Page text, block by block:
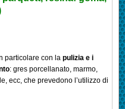
particolare con la pulizia e i
: gres porcellanato, marmo,
ecc, che prevedono l’utilizzo di